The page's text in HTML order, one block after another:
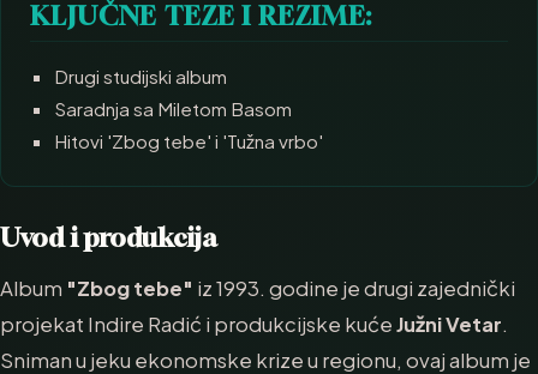
KLJUČNE TEZE I REZIME:
Drugi studijski album
Saradnja sa Miletom Basom
Hitovi 'Zbog tebe' i 'Tužna vrbo'
Uvod i produkcija
Album "Zbog tebe" iz 1993. godine je drugi zajednički
projekat Indire Radić i produkcijske kućeJužni Vetar.
Sniman u jeku ekonomske krize u regionu, ovaj album je